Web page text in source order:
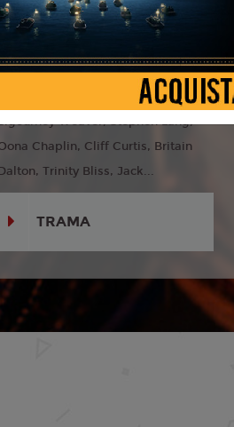
T
James Cameron
2025
Sam Worthington, Zoe Saldaña,
Weaver, Stephen Lang,
Chaplin, Cliff Curtis, Britain
Trinity Bliss, Jack...
TRAMA